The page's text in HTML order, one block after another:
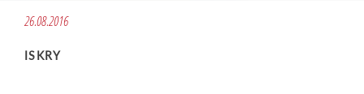
26.08.2016
ISKRY